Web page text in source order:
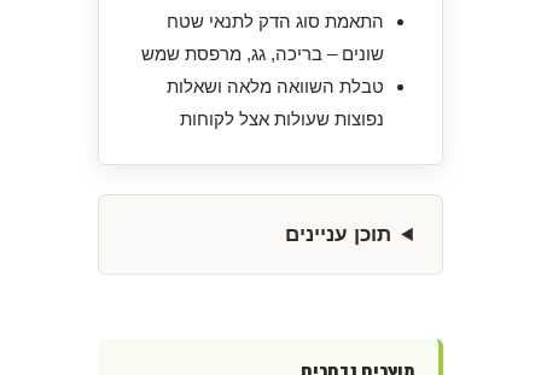
התאמת סוג הדק לתנאי שטח
שונים – בריכה, גג, מרפסת שמש
טבלת השוואה מלאה ושאלות
נפוצות שעולות אצל לקוחות
תוכן עניינים